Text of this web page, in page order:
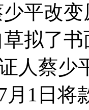
少平改
拟了
人蔡少
月1日